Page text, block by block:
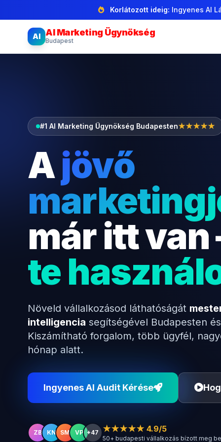
Korlátozott ideig: Ingyenes AI
AI AI Marketing Ügynökség
Budapest
#1 AI Marketing Ügynökség Budapesten★★★★★
Ajövő
már itt
te
Növeld vállalkozásod láthatóságát
intelligencia segítségével Budapesten
Kiszámítható forgalom, több ügyfél,
hónap alatt.
Ingyenes AI Audit Kérése
ZB KN SM VP +47 ★★★★★ 4.9/5
50+ budapesti vállalkozás bízott meg